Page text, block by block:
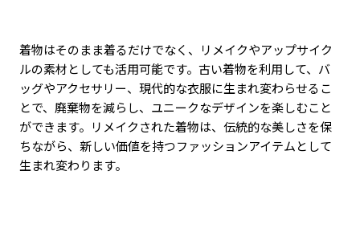
着物はそのまま着るだけでなく、リメイクやアップサイク
ルの素材としても活用可能です。古い着物を利用して、バ
ッグやアクセサリー、現代的な衣服に生まれ変わらせるこ
とで、廃棄物を減らし、ユニークなデザインを楽しむこと
ができます。リメイクされた着物は、伝統的な美しさを保
ちながら、新しい価値を持つファッションアイテムとして
生まれ変わります。